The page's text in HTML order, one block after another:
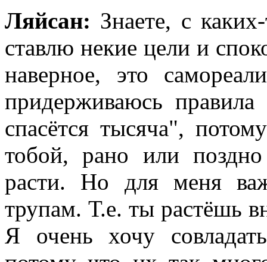
Ляйсан: Знаете, с
ставлю некие цели и
наверное, это
придерживаюсь
спасётся тысяча",
тобой, рано или
расти. Но для меня
трупам. Т.е. ты растёшь
Я очень хочу